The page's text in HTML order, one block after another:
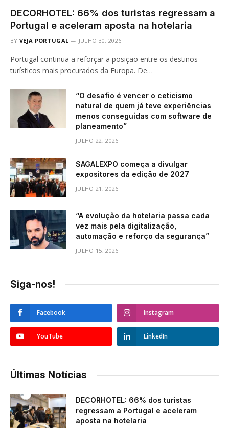
DECORHOTEL: 66% dos turistas regressam a
Portugal e aceleram aposta na hotelaria
BY VEJA PORTUGAL JULHO 30, 2026
Portugal continua a reforçar a posição entre os destinos
turísticos mais procurados da Europa. De…
“O desafio é vencer o ceticismo
natural de quem já teve experiências
menos conseguidas com software de
planeamento”
JULHO 22, 2026
SAGALEXPO começa a divulgar
expositores da edição de 2027
JULHO 21, 2026
“A evolução da hotelaria passa cada
vez mais pela digitalização,
automação e reforço da segurança”
JULHO 15, 2026
Siga-nos!
Facebook Instagram
YouTube LinkedIn
Últimas Notícias
DECORHOTEL: 66% dos turistas
regressam a Portugal e aceleram
aposta na hotelaria